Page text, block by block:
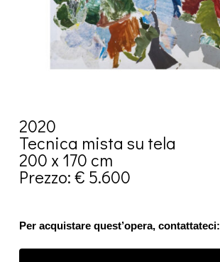
2020
Tecnica mista su tela
200 x 170 cm
Prezzo: € 5.600
Per acquistare quest’opera, contattateci: